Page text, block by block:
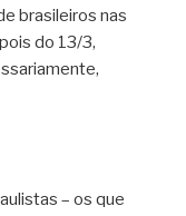
brasileiros nas
do 13/3,
– os que